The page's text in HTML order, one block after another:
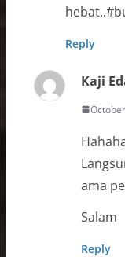
Reply
Kaji
ama
Salam
Reply